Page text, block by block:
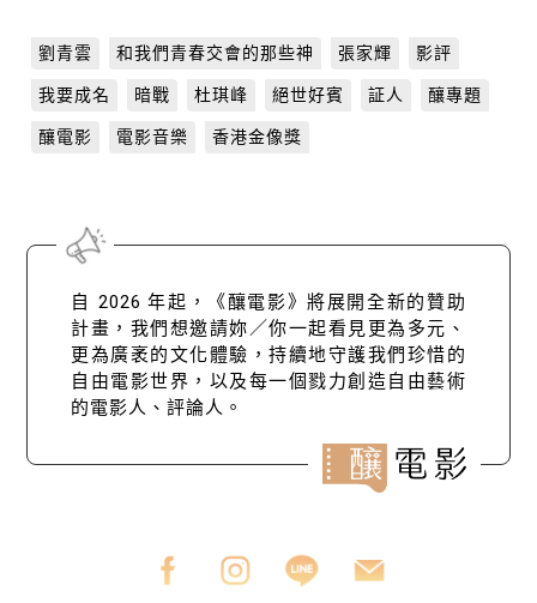
劉青雲 和我們青春交會的那些神 張家輝 影評
我要成名 暗戰 杜琪峰 絕世好賓 証人 釀專題
釀電影 電影音樂 香港金像獎
自 2026 年起，《釀電影》將展開全新的贊助
計畫，我們想邀請妳／你一起看見更為多元、
更為廣袤的文化體驗，持續地守護我們珍惜的
自由電影世界，以及每一個戮力創造自由藝術
的電影人、評論人。